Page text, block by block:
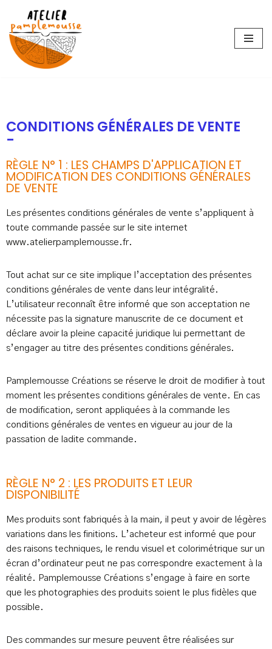
Aller
au
contenu
CONDITIONS GÉNÉRALES DE VENTE
-
RÈGLE N° 1 : LES CHAMPS D'APPLICATION ET
MODIFICATION DES CONDITIONS GÉNÉRALES
DE VENTE
Les présentes conditions générales de vente s’appliquent à
toute commande passée sur le site internet
www.atelierpamplemousse.fr.
Tout achat sur ce site implique l’acceptation des présentes
conditions générales de vente dans leur intégralité.
L’utilisateur reconnaît être informé que son acceptation ne
nécessite pas la signature manuscrite de ce document et
déclare avoir la pleine capacité juridique lui permettant de
s’engager au titre des présentes conditions générales.
Pamplemousse Créations se réserve le droit de modifier à tout
moment les présentes conditions générales de vente. En cas
de modification, seront appliquées à la commande les
conditions générales de ventes en vigueur au jour de la
passation de ladite commande.
RÈGLE N° 2 : LES PRODUITS ET LEUR
DISPONIBILITÉ
Mes produits sont fabriqués à la main, il peut y avoir de légères
variations dans les finitions. L’acheteur est informé que pour
des raisons techniques, le rendu visuel et colorimétrique sur un
écran d’ordinateur peut ne pas correspondre exactement à la
réalité. Pamplemousse Créations s’engage à faire en sorte
que les photographies des produits soient le plus fidèles que
possible.
Des commandes sur mesure peuvent être réalisées sur